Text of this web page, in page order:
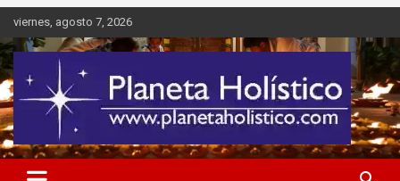
Saltar
contenido
viernes, agosto 7, 2026
Planeta Holístico
Difusión de espiritualidad, terapias alternativas holísticas, cursos,
talleres y seminarios